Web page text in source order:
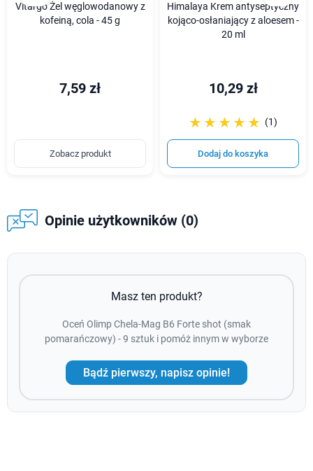
Vitargo Żel węglowodanowy z
kofeiną, cola - 45 g
7,59 zł
Zobacz produkt
Himalaya Krem antyseptyczny
kojąco-osłaniający z aloesem -
20 ml
10,29 zł
☆☆☆☆☆
★★★★★ (1)
Dodaj do koszyka
Opinie użytkowników (0)
Masz ten produkt?
Oceń Olimp Chela-Mag B6 Forte shot (smak
pomarańczowy) - 9 sztuk i pomóż innym w wyborze
Bądź pierwszy, napisz opinie!